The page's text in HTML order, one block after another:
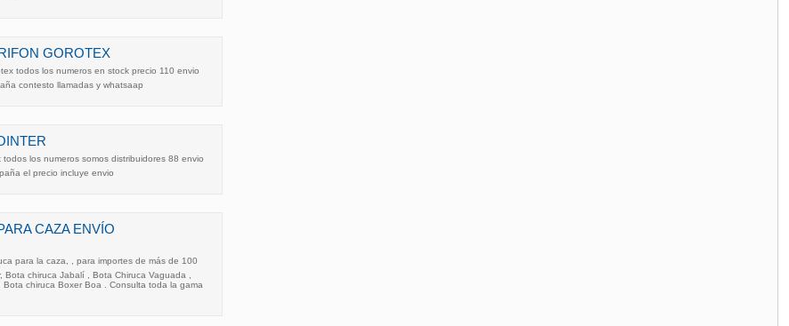
GOROTEX
todos los numeros en stock precio 110 envio
contesto llamadas y whatsaap
los numeros somos distribuidores 88 envio
el precio incluye envio
CAZA ENVÍO
para la caza, , para importes de más de 100 
Bota chiruca Jabalí , Bota Chiruca Vaguada ,
chiruca Boxer Boa . Consulta toda la gama